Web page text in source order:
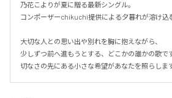
乃花こよりが夏に贈る最新シングル。
コンポーザーchikuchi提供による夕暮れが溶け込
大切な人との思い出や別れを胸に抱えながら、
少しずつ前へ進もうとする、どこかの誰かの歌です
切なさの先にある小さな希望があなたを照らしま